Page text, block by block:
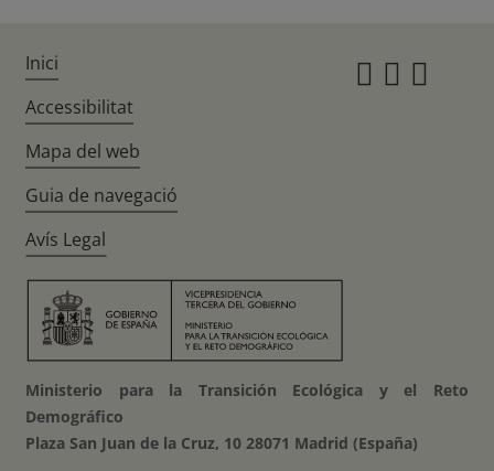
Inici
Accessibilitat
Mapa del web
Guia de navegació
Avís Legal
Ministerio para la Transición Ecológica y el Reto
Demográfico
Plaza San Juan de la Cruz, 10 28071 Madrid (España)